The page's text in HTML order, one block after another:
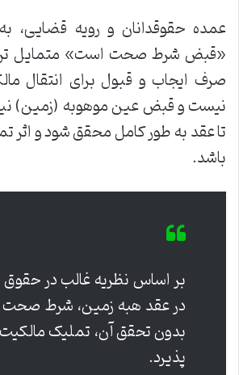
عمده حقوقدانان و رویه قضایی،
«قبض شرط صحت است» متمایل
صرف ایجاب و قبول برای انتقال
نیست و قبض عین موهوبه (زمین)
تا عقد به طور کامل محقق شود و اثر
باشد.
بر اساس نظریه غالب در
در عقد هبه زمین، شرط
بدون تحقق آن، تملیک
پذیرد.